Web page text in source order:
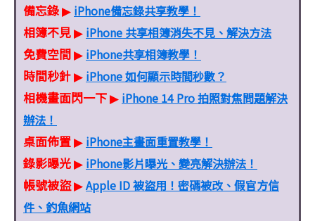
備忘錄▶ iPhone備忘錄共享教學！
相簿不見▶ iPhone 共享相簿消失不見、解決方法
免費空間▶ iPhone共享相簿教學！
時間秒針▶ iPhone 如何顯示時間秒數？
相機畫面閃一下▶ iPhone 14 Pro 拍照對焦問題解決
辦法！
桌面佈置▶ iPhone主畫面重置教學！
錄影曝光▶ iPhone影片曝光、變亮解決辦法！
帳號被盜▶Apple ID 被盜用！密碼被改、假官方信
件、釣魚網站